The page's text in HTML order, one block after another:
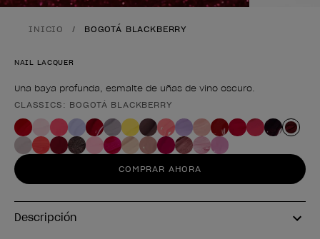
INICIO BOGOTÁ BLACKBERRY
NAIL LACQUER
Una baya profunda, esmalte de uñas de vino oscuro.
Forma del producto
CLASSICS: BOGOTÁ BLACKBERRY
COMPRAR AHORA
Descripción